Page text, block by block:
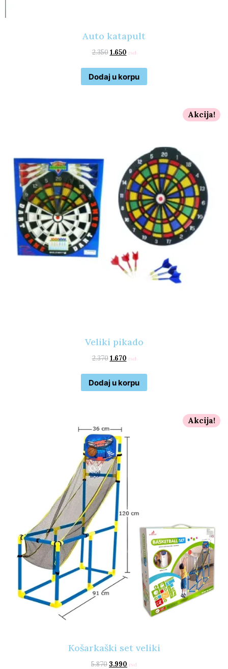
Auto katapult
2.350 1.650 rsd
Dodaj u korpu
Akcija!
Veliki pikado
2.370 1.670 rsd
Dodaj u korpu
Akcija!
Košarkaški set veliki
5.870 3.990 rsd